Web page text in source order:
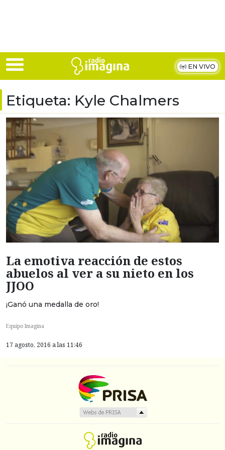
EN VIVO
Etiqueta: Kyle Chalmers
La emotiva reacción de estos
abuelos al ver a su nieto en los
JJOO
¡Ganó una medalla de oro!
Equipo Imagina
17 agosto, 2016 a las 11:46